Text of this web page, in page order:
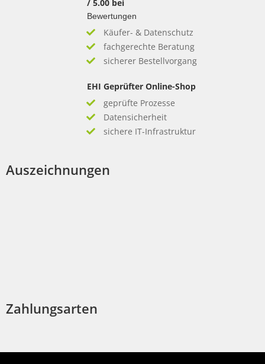
/ 5.00bei
Bewertungen
Käufer- & Datenschutz
fachgerechte Beratung
sicherer Bestellvorgang
EHI Geprüfter Online-Shop
geprüfte Prozesse
Datensicherheit
sichere IT-Infrastruktur
Auszeichnungen
Zahlungsarten